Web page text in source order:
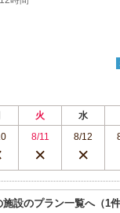
火 水
8/11 8/12
施設のプラン一覧へ（1件